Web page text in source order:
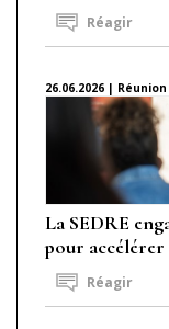
Réagir
26.06.2026 | Réunion
La SEDRE
pour accélérer
Réagir